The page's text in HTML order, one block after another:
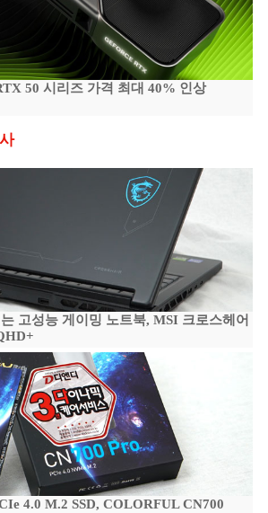
50 시리즈 가격 최대 40% 인상
고성능 게이밍 노트북, MSI 크로스헤어
4.0 M.2 SSD, COLORFUL CN700